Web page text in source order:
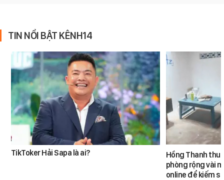
TIN NỔI BẬT KÊNH14
TikToker Hải Sapa là ai?
Hồng Thanh
phòng rộng vài
online để kiếm